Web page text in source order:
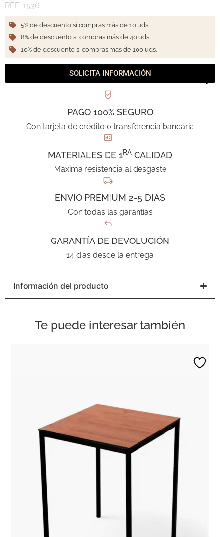
REF: 1536
5% de descuento si compras más de 10 uds.
8% de descuento si compras más de 40 uds.
10% de descuento si compras más de 100 uds.
SOLICITA INFORMACIÓN
PAGO 100% SEGURO
Con tarjeta de crédito o transferencia bancaria
MATERIALES DE 1RA CALIDAD
Máxima resistencia al desgaste
ENVIO PREMIUM 2-5 DIAS
Con todas las garantías
GARANTÍA DE DEVOLUCIÓN
14 días desde la entrega
Información del producto
Te puede interesar también